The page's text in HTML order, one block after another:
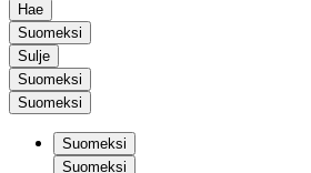
Hae
Suomeksi
Sulje
Suomeksi
Suomeksi
Suomeksi
Suomeksi